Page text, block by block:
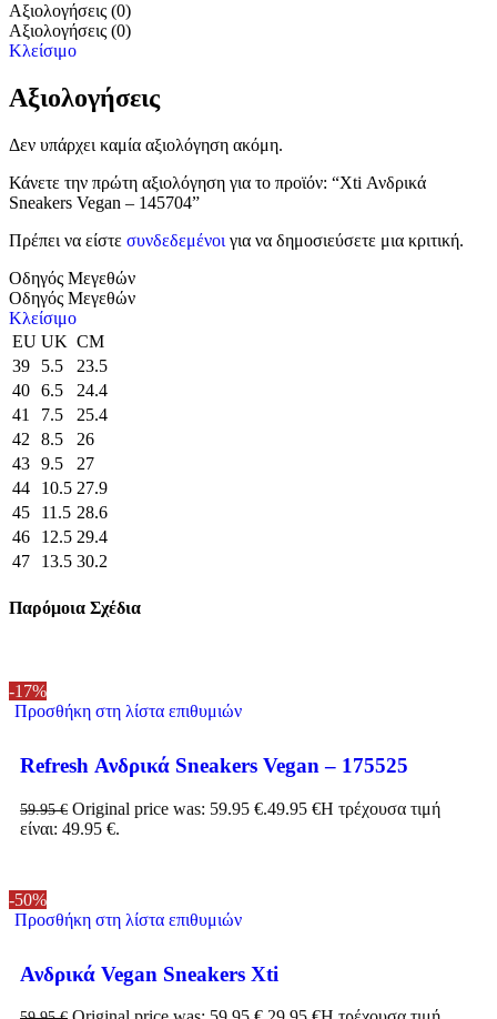
Αξιολογήσεις (0)
Αξιολογήσεις (0)
Κλείσιμο
Αξιολογήσεις
Δεν υπάρχει καμία αξιολόγηση ακόμη.
Κάνετε την πρώτη αξιολόγηση για το προϊόν: “Xti Ανδρικά
Sneakers Vegan – 145704”
Πρέπει να είστε συνδεδεμένοι για να δημοσιεύσετε μια κριτική.
Οδηγός Μεγεθών
Οδηγός Μεγεθών
Κλείσιμο
EU UK CM
39
5.5
23.5
40 6.5
24.4
41
7.5
25.4
42
8.5
26
43 9.5
27
44
10.5 27.9
45
11.5 28.6
46
12.5 29.4
47
13.5 30.2
Παρόμοια Σχέδια
-17%
Προσθήκη στη λίστα επιθυμιών
Refresh Ανδρικά Sneakers Vegan – 175525
59.95€ Original price was: 59.95 €.49.95 €Η τρέχουσα τιμή
είναι: 49.95 €.
-50%
Προσθήκη στη λίστα επιθυμιών
Ανδρικά Vegan Sneakers Xti